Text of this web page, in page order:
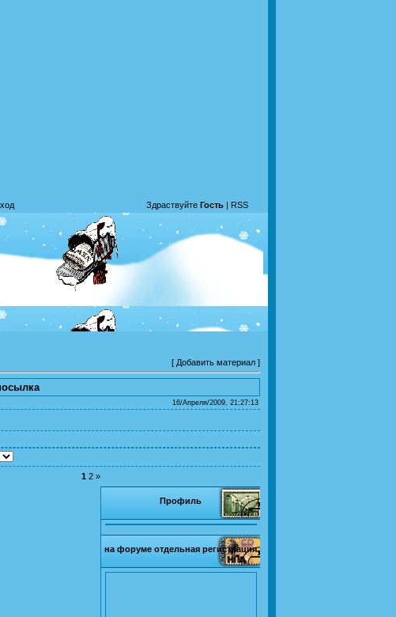
Здраствуйте Гость | RSS
[ Добавить материал ]
16/Апреля/2009, 21:27:13
1 2 »
Профиль
на форуме отдельная регистрация